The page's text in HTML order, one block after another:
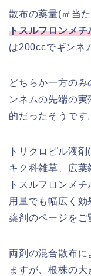
散布の薬量(㎡当
トスルフロンメ
は200ccでギンネ
どちらか一方の
ンネムの先端の
的だったそうです
トリクロピル液剤(
キク科雑草、広葉
トスルフロンメチ
用量でも幅広く
薬剤のページをご
両剤の混合散布
ますが、根株の